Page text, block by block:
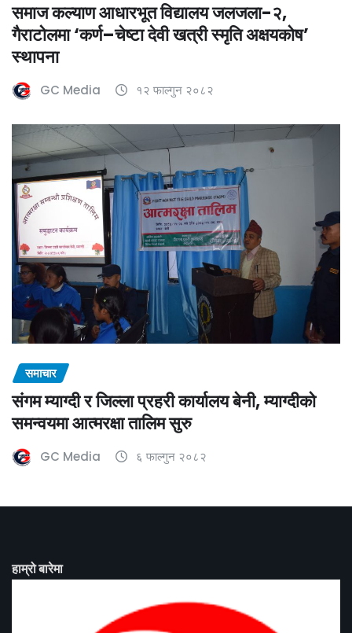
समाज कल्याण आधारभूत विद्यालय जलजला-२,
गैराटोलमा ‘कर्ण–चेष्टा देवी खत्री स्मृति अक्षयकोष’
स्थापना
GC Media १२ फाल्गुन २०८२
समाचार
संगम म्याग्दी र जिल्ला प्रहरी कार्यालय बेनी, म्याग्दीको
समन्वयमा आत्मरक्षा तालिम सुरु
GC Media ६ फाल्गुन २०८२
हाम्रो बारेमा